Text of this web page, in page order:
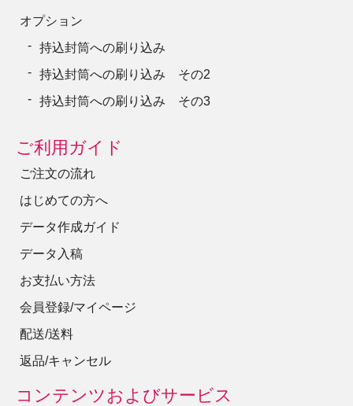
オプション
持込封筒への刷り込み
持込封筒への刷り込み その2
持込封筒への刷り込み その3
ご利用ガイド
ご注文の流れ
はじめての方へ
データ作成ガイド
データ入稿
お支払い方法
会員登録/マイページ
配送/送料
返品/キャンセル
コンテンツおよびサービス